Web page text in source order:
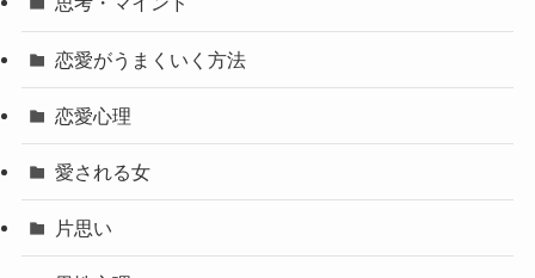
恋愛がうまくいく方法
恋愛心理
愛される女
片思い